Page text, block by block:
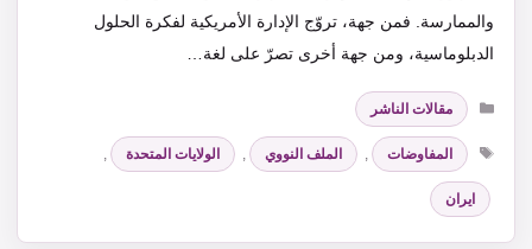
والممارسة. فمن جهة، تروّج الإدارة الأمريكية لفكرة الحلول
الدبلوماسية، ومن جهة أخرى تصرّ على لغة…
التصنيفات
مقالات الناشر
الوسوم
المفاوضات الملف النووي الولايات المتحدة
ايران